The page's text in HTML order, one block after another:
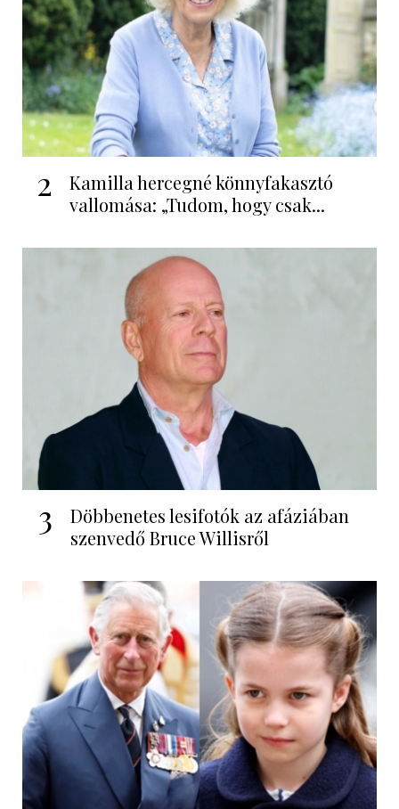
2
Kamilla hercegné könnyfakasztó
vallomása: „Tudom, hogy csak...
3
Döbbenetes lesifotók az afáziában
szenvedő Bruce Willisről